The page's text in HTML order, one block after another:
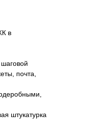
в
почта,
штукатурка